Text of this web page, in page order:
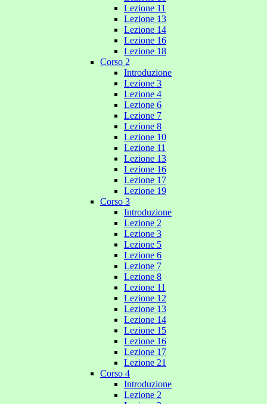
Lezione 11
Lezione 13
Lezione 14
Lezione 16
Lezione 18
Corso 2
Introduzione
Lezione 3
Lezione 4
Lezione 6
Lezione 7
Lezione 8
Lezione 10
Lezione 11
Lezione 13
Lezione 16
Lezione 17
Lezione 19
Corso 3
Introduzione
Lezione 2
Lezione 3
Lezione 5
Lezione 6
Lezione 7
Lezione 8
Lezione 11
Lezione 12
Lezione 13
Lezione 14
Lezione 15
Lezione 16
Lezione 17
Lezione 21
Corso 4
Introduzione
Lezione 2